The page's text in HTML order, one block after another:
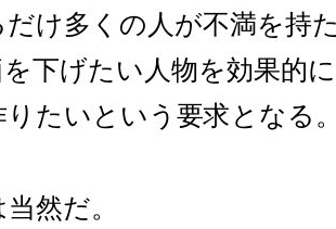
け多くの人が不満を持
下げたい人物を効果的
りたいという要求となる
然だ。